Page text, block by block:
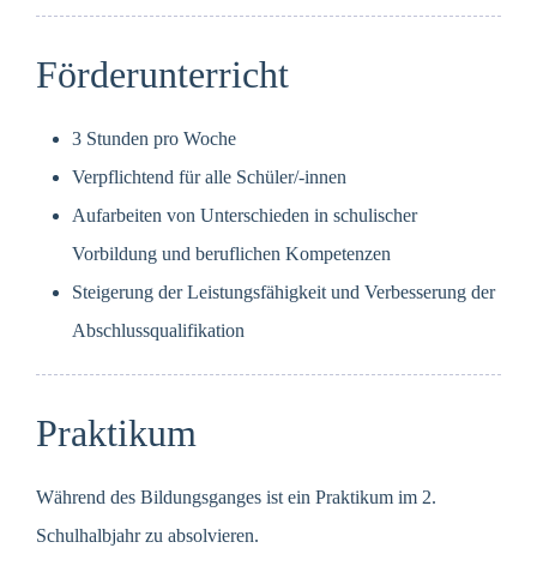
Förderunterricht
3 Stunden pro Woche
Verpflichtend für alle Schüler/-innen
Aufarbeiten von Unterschieden in schulischer
Vorbildung und beruflichen Kompetenzen
Steigerung der Leistungsfähigkeit und Verbesserung der
Abschlussqualifikation
Praktikum
Während des Bildungsganges ist ein Praktikum im 2.
Schulhalbjahr zu absolvieren.